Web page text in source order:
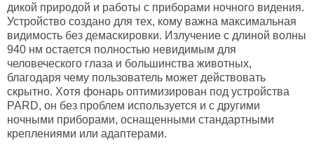
дикой природой и работы с приборами ночного видения.
Устройство создано для тех, кому важна максимальная
видимость без демаскировки. Излучение с длиной волны
940 нм остается полностью невидимым для
человеческого глаза и большинства животных,
благодаря чему пользователь может действовать
скрытно. Хотя фонарь оптимизирован под устройства
PARD, он без проблем используется и с другими
ночными приборами, оснащенными стандартными
креплениями или адаптерами.